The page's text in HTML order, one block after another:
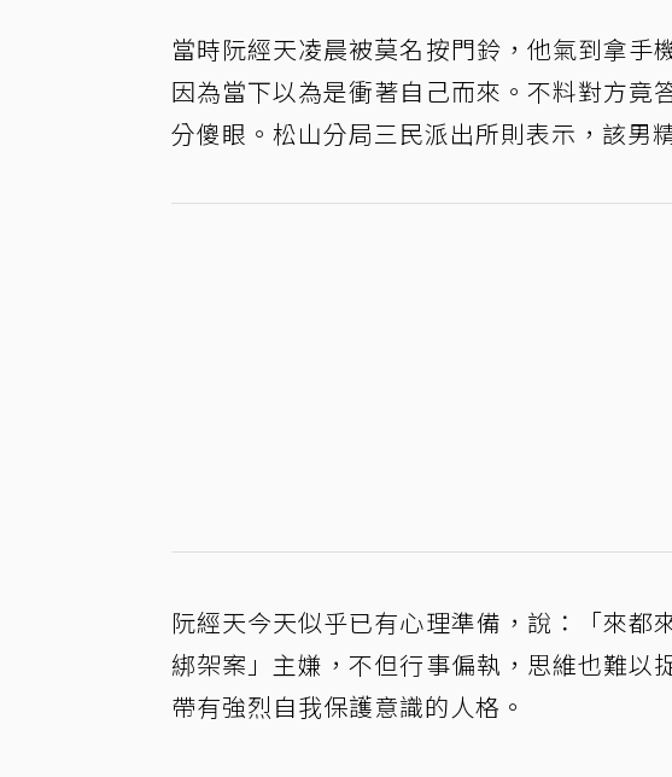
當時阮經天凌晨被莫名按門鈴，他氣到拿手
因為當下以為是衝著自己而來。不料對方竟
分傻眼。松山分局三民派出所則表示，該男
阮經天今天似乎已有心理準備，說：「來都
綁架案」主嫌，不但行事偏執，思維也難以
帶有強烈自我保護意識的人格。